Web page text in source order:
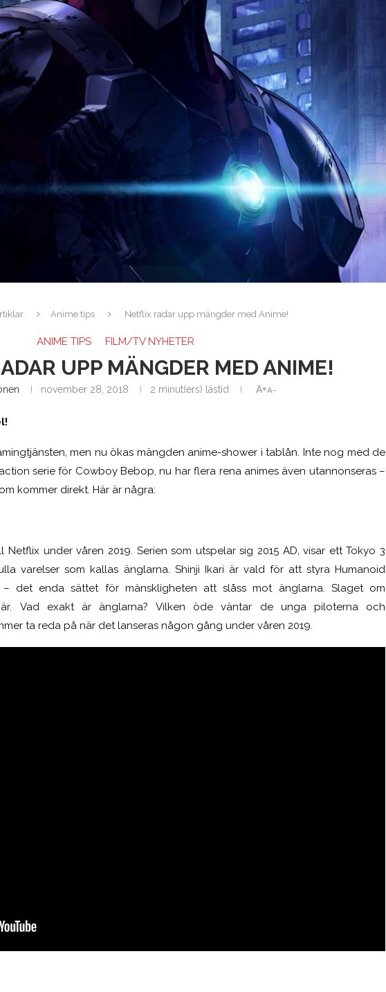
Anime tips Netflix radar upp mängder med Anime!
ANIME TIPS FILM/TV NYHETER
UPP MÄNGDER MED ANIME!
november 28, 2018 2 minut(ers) lästid A+A-
men nu ökas mängden anime-shower i tablån. Inte nog med de
serie för Cowboy Bebop, nu har flera rena animes även utannonseras –
kommer direkt. Här är några:
Netflix under våren 2019. Serien som utspelar sig 2015 AD, visar ett Tokyo 3
varelser som kallas änglarna. Shinji Ikari är vald för att styra Humanoid
– det enda sättet för mänskligheten att slåss mot änglarna. Slaget om
Vad exakt är änglarna? Vilken öde väntar de unga piloterna och
ta reda på när det lanseras någon gång under våren 2019.